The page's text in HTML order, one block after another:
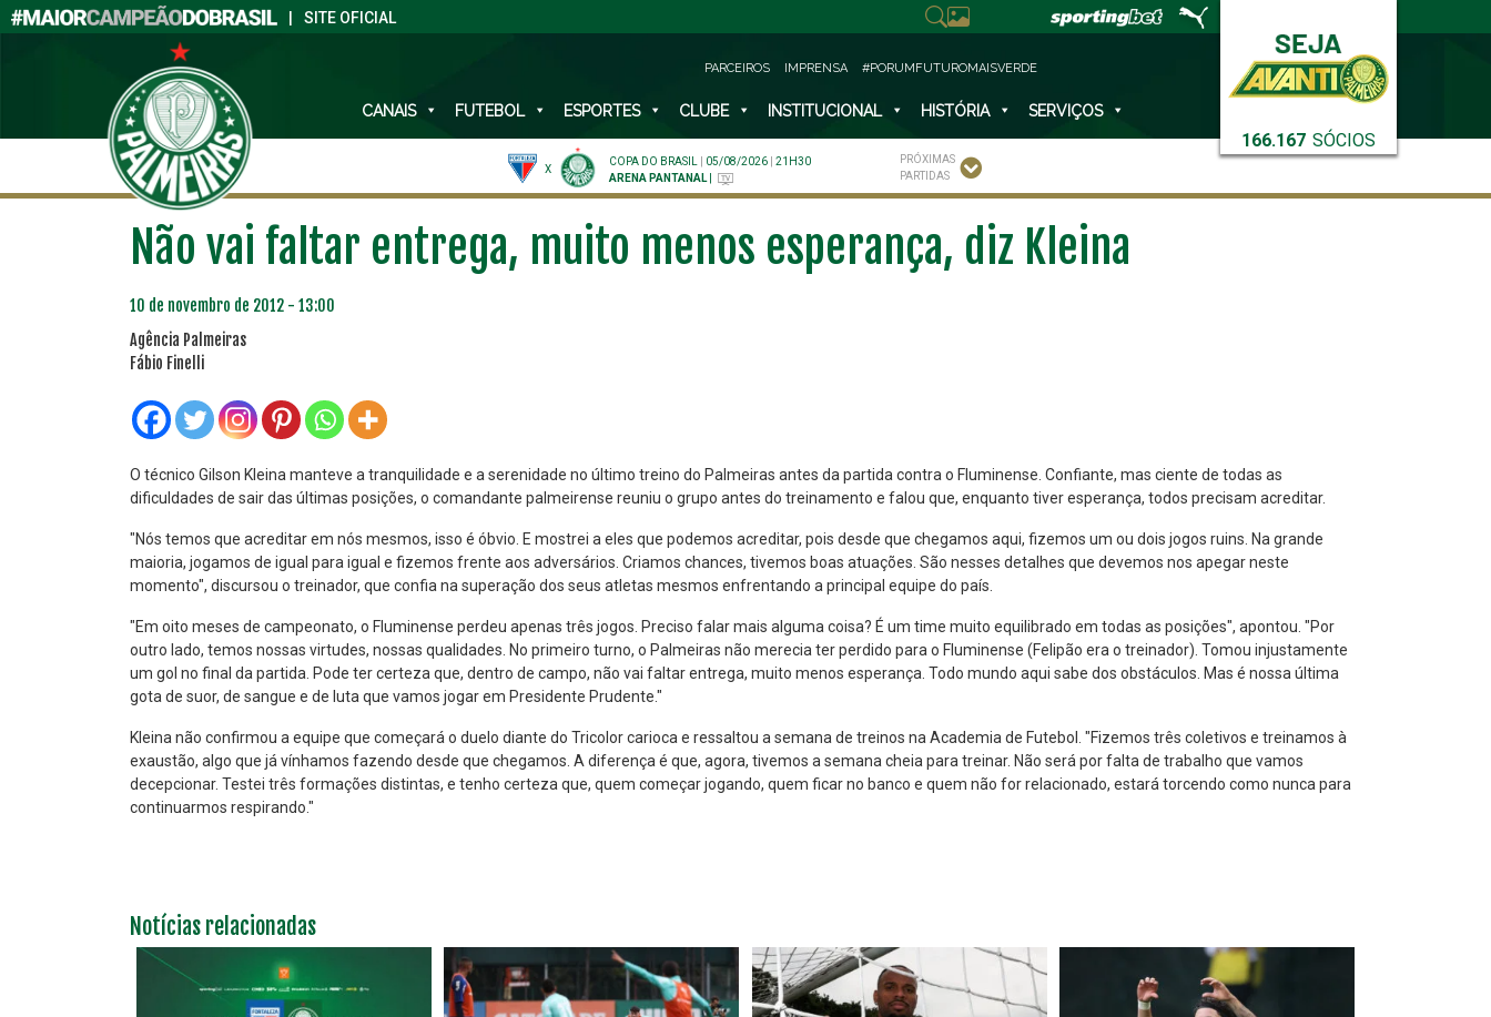
SITE OFICIAL
166.167 SÓCIOS
PARCEIROS IMPRENSA #PORUMFUTUROMAISVERDE
CANAIS FUTEBOL ESPORTES CLUBE INSTITUCIONAL HISTÓRIA SERVIÇOS
X
COPA DO BRASIL 05/08/2026| 21H30
ARENA PANTANAL
PRÓXIMAS
PARTIDAS
Não vai faltar entrega, muito menos esperança, diz Kleina
10 de novembro de 2012 - 13:00
Agência Palmeiras
Fábio Finelli
O técnico Gilson Kleina manteve a tranquilidade e a serenidade no último treino do Palmeiras antes da partida contra o Fluminense. Confiante, mas ciente de todas as
dificuldades de sair das últimas posições, o comandante palmeirense reuniu o grupo antes do treinamento e falou que, enquanto tiver esperança, todos precisam acreditar.
"Nós temos que acreditar em nós mesmos, isso é óbvio. E mostrei a eles que podemos acreditar, pois desde que chegamos aqui, fizemos um ou dois jogos ruins. Na grande
maioria, jogamos de igual para igual e fizemos frente aos adversários. Criamos chances, tivemos boas atuações. São nesses detalhes que devemos nos apegar neste
momento", discursou o treinador, que confia na superação dos seus atletas mesmos enfrentando a principal equipe do país.
"Em oito meses de campeonato, o Fluminense perdeu apenas três jogos. Preciso falar mais alguma coisa? É um time muito equilibrado em todas as posições", apontou. "Por
outro lado, temos nossas virtudes, nossas qualidades. No primeiro turno, o Palmeiras não merecia ter perdido para o Fluminense (Felipão era o treinador). Tomou injustamente
um gol no final da partida. Pode ter certeza que, dentro de campo, não vai faltar entrega, muito menos esperança. Todo mundo aqui sabe dos obstáculos. Mas é nossa última
gota de suor, de sangue e de luta que vamos jogar em Presidente Prudente."
Kleina não confirmou a equipe que começará o duelo diante do Tricolor carioca e ressaltou a semana de treinos na Academia de Futebol. "Fizemos três coletivos e treinamos à
exaustão, algo que já vínhamos fazendo desde que chegamos. A diferença é que, agora, tivemos a semana cheia para treinar. Não será por falta de trabalho que vamos
decepcionar. Testei três formações distintas, e tenho certeza que, quem começar jogando, quem ficar no banco e quem não for relacionado, estará torcendo como nunca para
continuarmos respirando."
Notícias relacionadas